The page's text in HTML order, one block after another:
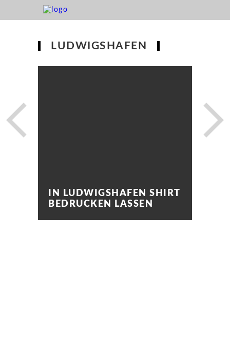
LUDWIGSHAFEN
IN LUDWIGSHAFEN SHIRT
BEDRUCKEN LASSEN